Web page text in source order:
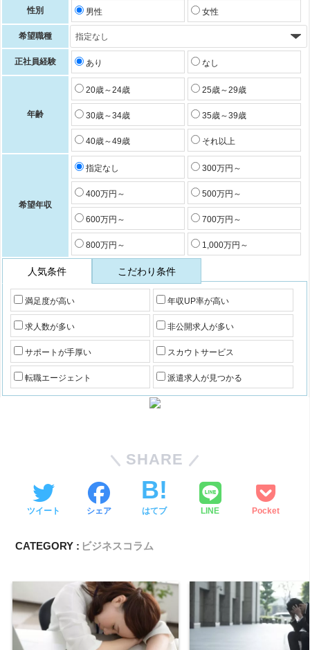
性別 男性 女性
希望職種
正社員経験 あり なし
年齢
20歳～24歳 25歳～29歳
30歳～34歳 35歳～39歳
40歳～49歳 それ以上
希望年収
指定なし 300万円～
400万円～ 500万円～
600万円～ 700万円～
800万円～ 1,000万円～
人気条件 こだわり条件
満足度が高い 年収UP率が高い
求人数が多い 非公開求人が多い
サポートが手厚い スカウトサービス
転職エージェント 派遣求人が見つかる
SHARE
ツイート シェア はてブ LINE Pocket
CATEGORY : ビジネスコラム